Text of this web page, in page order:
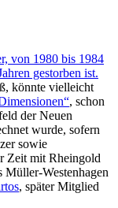
von 1980 bis 1984
gestorben ist.
könnte vielleicht
, schon
der Neuen
wurde, sofern
sowie
Zeit mit Rheingold
Müller-Westenhagen
, später Mitglied